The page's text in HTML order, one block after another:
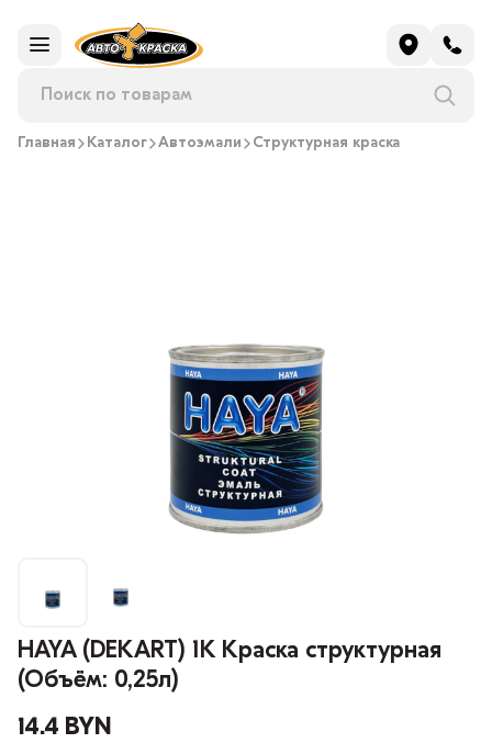
Главная Каталог Автоэмали Структурная краска
HAYA (DEKART) 1K Краска структурная
(Объём: 0,25л)
14.4 BYN